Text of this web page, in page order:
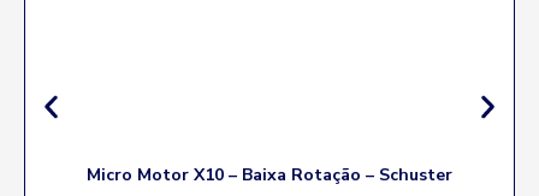
Micro Motor X10 – Baixa Rotação – Schuster